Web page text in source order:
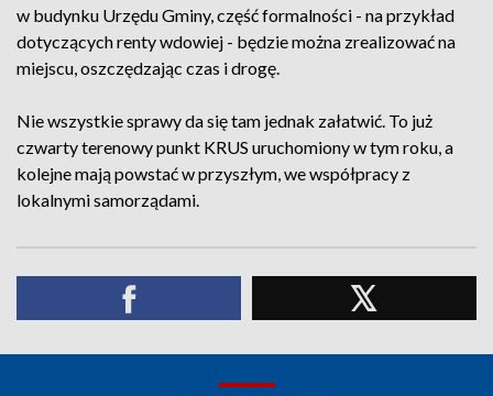
w budynku Urzędu Gminy, część formalności - na przykład
dotyczących renty wdowiej - będzie można zrealizować na
miejscu, oszczędzając czas i drogę.
Nie wszystkie sprawy da się tam jednak załatwić. To już
czwarty terenowy punkt KRUS uruchomiony w tym roku, a
kolejne mają powstać w przyszłym, we współpracy z
lokalnymi samorządami.